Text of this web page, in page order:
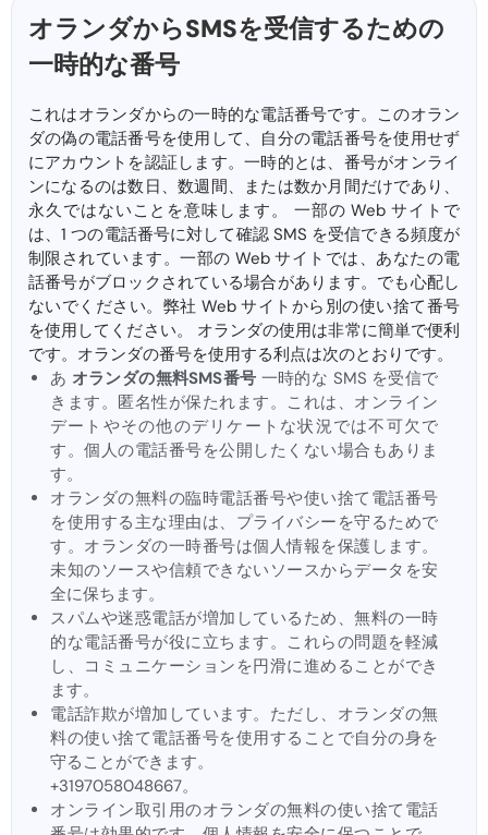
オランダからSMSを受信するための
一時的な番号
これはオランダからの一時的な電話番号です。このオラン
ダの偽の電話番号を使用して、自分の電話番号を使用せず
にアカウントを認証します。一時的とは、番号がオンライ
ンになるのは数日、数週間、または数か月間だけであり、
永久ではないことを意味します。 一部の Web サイトで
は、1 つの電話番号に対して確認 SMS を受信できる頻度が
制限されています。一部の Web サイトでは、あなたの電
話番号がブロックされている場合があります。でも心配し
ないでください。弊社 Web サイトから別の使い捨て番号
を使用してください。 オランダの使用は非常に簡単で便利
です。オランダの番号を使用する利点は次のとおりです。
あ オランダの無料SMS番号 一時的な SMS を受信で
きます。匿名性が保たれます。これは、オンライン
デートやその他のデリケートな状況では不可欠で
す。個人の電話番号を公開したくない場合もありま
す。
オランダの無料の臨時電話番号や使い捨て電話番号
を使用する主な理由は、プライバシーを守るためで
す。オランダの一時番号は個人情報を保護します。
未知のソースや信頼できないソースからデータを安
全に保ちます。
スパムや迷惑電話が増加しているため、無料の一時
的な電話番号が役に立ちます。これらの問題を軽減
し、コミュニケーションを円滑に進めることができ
ます。
電話詐欺が増加しています。ただし、オランダの無
料の使い捨て電話番号を使用することで自分の身を
守ることができます。
+3197058048667。
オンライン取引用のオランダの無料の使い捨て電話